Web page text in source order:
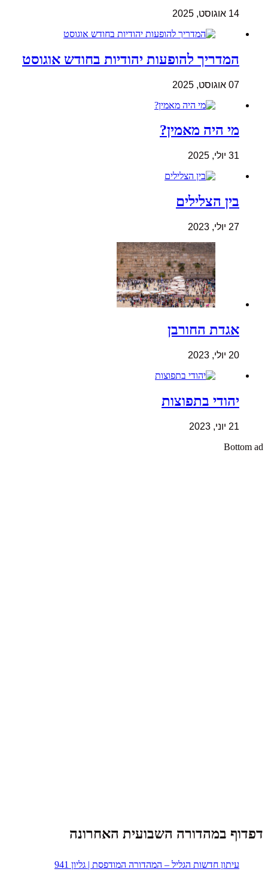
14 אוגוסט, 2025
המדריך להופעות יהודיות בחודש אוגוסט
07 אוגוסט, 2025
מי היה מאמין?
31 יולי, 2025
בין הצלילים
27 יולי, 2023
אגדת החורבן
20 יולי, 2023
יהודי בתפוצות
21 יוני, 2023
Bottom ad
דפדוף במהדורה השבועית האחרונה
עיתון חדשות הגליל – המהדורה המודפסת | גליון 941